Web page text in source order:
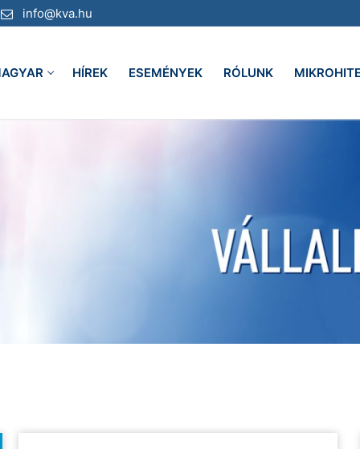
info@kva.hu
HÍREK ESEMÉNYEK RÓLUNK